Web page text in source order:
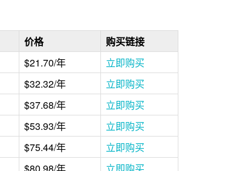
价格
购买链接
$21.70/年
立即购买
$32.32/年
立即购买
$37.68/年
立即购买
$53.93/年
立即购买
$75.44/年
立即购买
$80.98/年 立即购买